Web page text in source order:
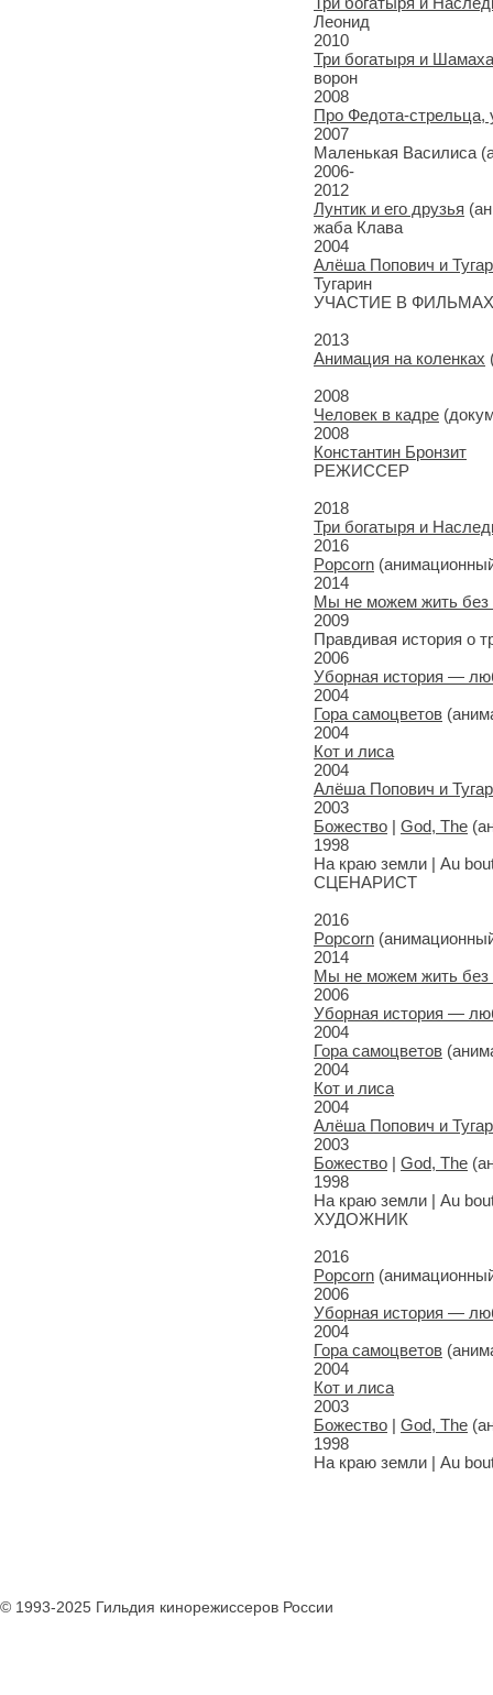
Леонид
2010
Три богатыря и
ворон
2008
Про Федота-стрельца,
2007
Маленькая Василиса
2006-
2012
Лунтик и его друзья
жаба Клава
2004
Алёша Попович и
Тугарин
УЧАСТИЕ В ФИЛЬМАХ
2013
Анимация на коленках
2008
Человек в кадре
2008
Константин Бронзит
РЕЖИССЕР
2018
Три богатыря и
2016
Popcorn
2014
Мы не можем жить без
2009
Правдивая история о
2006
Уборная история —
2004
Гора самоцветов
2004
Кот и лиса
2004
Алёша Попович и
2003
Божество | God, The
1998
На краю земли | Au
СЦЕНАРИСТ
2016
Popcorn
2014
Мы не можем жить без
2006
Уборная история —
2004
Гора самоцветов
2004
Кот и лиса
2004
Алёша Попович и
2003
Божество | God, The
1998
На краю земли | Au
ХУДОЖНИК
2016
Popcorn
2006
Уборная история —
2004
Гора самоцветов
2004
Кот и лиса
2003
Божество | God, The
1998
На краю земли | Au
© 1993-2025 Гильдия кинорежиссеров России